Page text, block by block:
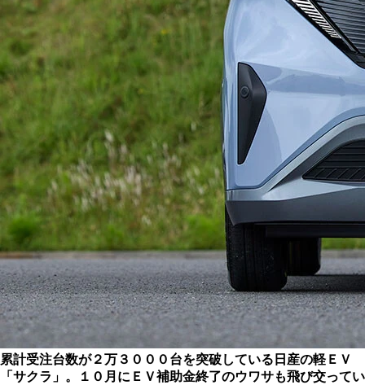
累計受注台数が２万３０００台を突破している日産の軽ＥＶ
「サクラ」。１０月にＥＶ補助金終了のウワサも飛び交ってい